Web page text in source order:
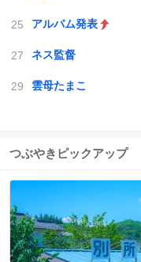
アルバム発表
ネス監督
雲母たまこ
つぶやきピックアップ